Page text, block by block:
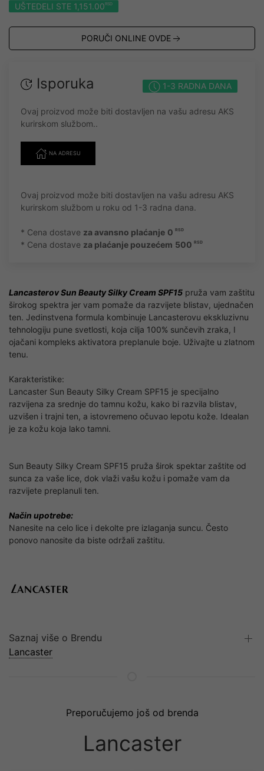
UŠTEDELI STE 1,151.00RSD
PORUČI ONLINE OVDE
1-3 RADNA DANA
Isporuka
Ovaj proizvod može biti dostavljen na vašu adresu AKS
kurirskom službom..
NA ADRESU
Ovaj proizvod može biti dostavljen na vašu adresu AKS
kurirskom službom u roku od 1-3 radna dana.
* Cena dostave za avansno plaćanje 0 RSD
* Cena dostave za plaćanje pouzećem 500 RSD
Lancasterov Sun Beauty Silky Cream SPF15 pruža vam zaštitu
širokog spektra jer vam pomaže da razvijete blistav, ujednačen
ten. Jedinstvena formula kombinuje Lancasterovu ekskluzivnu
tehnologiju pune svetlosti, koja cilja 100% sunčevih zraka, I
ojačani kompleks aktivatora preplanule boje. Uživajte u zlatnom
tenu.
Karakteristike:
Lancaster Sun Beauty Silky Cream SPF15 je specijalno
razvijena za srednje do tamnu kožu, kako bi razvila blistav,
uzvišen i trajni ten, a istovremeno očuvao lepotu kože. Idealan
je za kožu koja lako tamni.
Sun Beauty Silky Cream SPF15 pruža širok spektar zaštite od
sunca za vaše lice, dok vlaži vašu kožu i pomaže vam da
razvijete preplanuli ten.
Način upotrebe:
Nanesite na celo lice i dekolte pre izlaganja suncu. Često
ponovo nanosite da biste održali zaštitu.
Saznaj više o Brendu
Lancaster
Preporučujemo još od brenda
Lancaster